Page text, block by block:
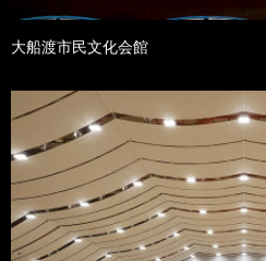
大船渡市民文化会館